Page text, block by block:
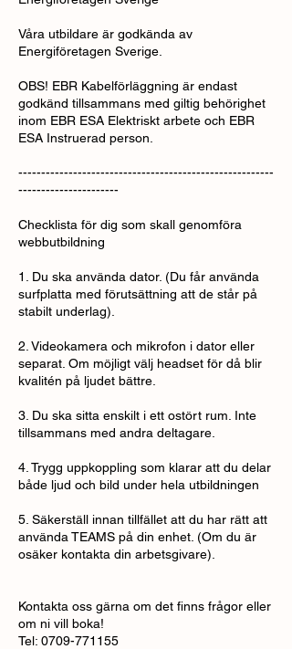
Våra utbildare är godkända av
Energiföretagen Sverige.
OBS! EBR Kabelförläggning är endast
godkänd tillsammans med giltig behörighet
inom EBR ESA Elektriskt arbete och EBR
ESA Instruerad person.
--------------------------------------------------------
----------------------
Checklista för dig som skall genomföra
webbutbildning
1. Du ska använda dator. (Du får använda
surfplatta med förutsättning att de står på
stabilt underlag).
2. Videokamera och mikrofon i dator eller
separat. Om möjligt välj headset för då blir
kvalitén på ljudet bättre.
3. Du ska sitta enskilt i ett ostört rum. Inte
tillsammans med andra deltagare.
4. Trygg uppkoppling som klarar att du delar
både ljud och bild under hela utbildningen
5. Säkerställ innan tillfället att du har rätt att
använda TEAMS på din enhet. (Om du är
osäker kontakta din arbetsgivare).
Kontakta oss gärna om det finns frågor eller
om ni vill boka!
Tel: 0709-771155